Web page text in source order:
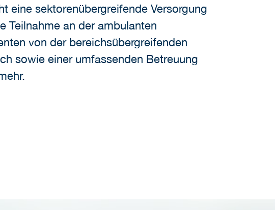
eine sektorenübergreifende Versorgung
Teilnahme an der ambulanten
von der bereichsübergreifenden
sowie einer umfassenden Betreuung